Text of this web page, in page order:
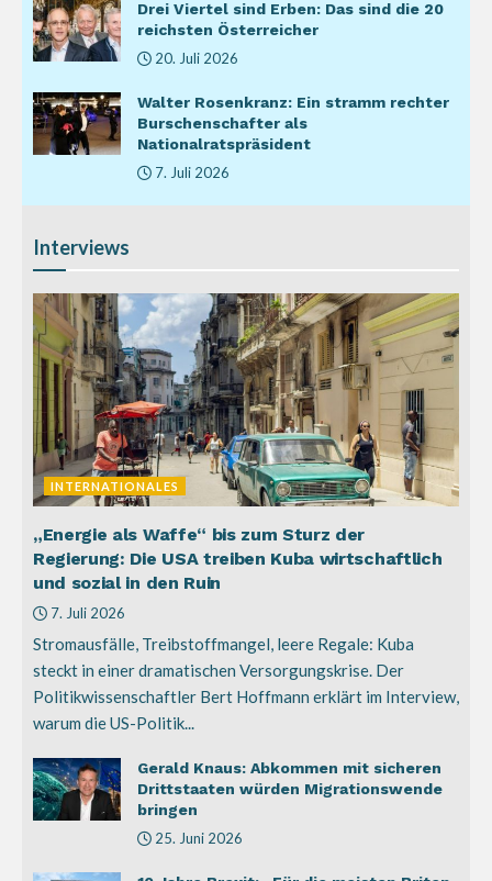
Drei Viertel sind Erben: Das sind die 20
reichsten Österreicher
20. Juli 2026
Walter Rosenkranz: Ein stramm rechter
Burschenschafter als
Nationalratspräsident
7. Juli 2026
Interviews
INTERNATIONALES
„Energie als Waffe“ bis zum Sturz der
Regierung: Die USA treiben Kuba wirtschaftlich
und sozial in den Ruin
7. Juli 2026
Stromausfälle, Treibstoffmangel, leere Regale: Kuba
steckt in einer dramatischen Versorgungskrise. Der
Politikwissenschaftler Bert Hoffmann erklärt im Interview,
warum die US-Politik...
Gerald Knaus: Abkommen mit sicheren
Drittstaaten würden Migrationswende
bringen
25. Juni 2026